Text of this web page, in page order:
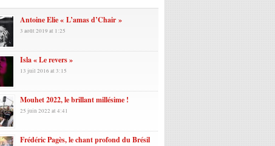
Antoine Elie « L’amas d’Chair »
3 août 2019 at 1:25
Isla « Le revers »
13 juil 2016 at 3:15
Mouhet 2022, le brillant millésime !
25 juin 2022 at 4:41
Frédéric Pagès, le chant profond du Brésil